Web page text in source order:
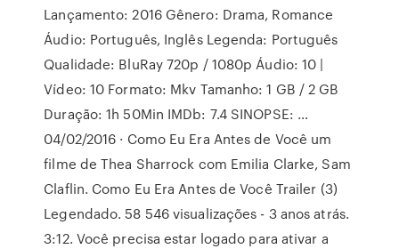
Lançamento: 2016 Gênero: Drama, Romance
Áudio: Português, Inglês Legenda: Português
Qualidade: BluRay 720p / 1080p Áudio: 10 |
Vídeo: 10 Formato: Mkv Tamanho: 1 GB / 2 GB
Duração: 1h 50Min IMDb: 7.4 SINOPSE: …
04/02/2016 · Como Eu Era Antes de Você um
filme de Thea Sharrock com Emilia Clarke, Sam
Claflin. Como Eu Era Antes de Você Trailer (3)
Legendado. 58 546 visualizações - 3 anos atrás.
3:12. Você precisa estar logado para ativar a